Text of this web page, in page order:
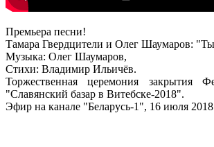
Премьера песни!
Тамара Гвердцители и Олег Шаумаров:
Музыка: Олег Шаумаров,
Стихи: Владимир Ильичёв.
Торжественная церемония закрытия
"Славянский базар в Витебске-2018".
Эфир на канале "Беларусь-1", 16 июля 2018